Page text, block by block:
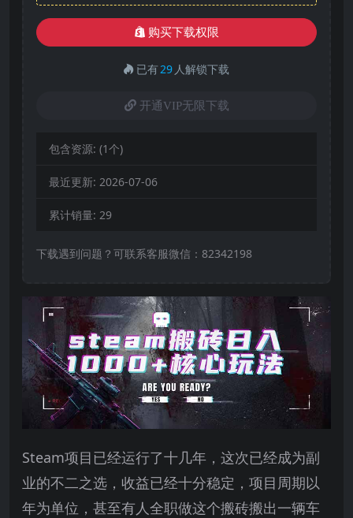
购买下载权限
已有29 人解锁下载
开通VIP无限下载
包含资源: (1个)
最近更新: 2026-07-06
累计销量: 29
下载遇到问题？可联系客服微信：82342198
Steam项目已经运行了十几年，这次已经成为副
业的不二之选，收益已经十分稳定，项目周期以
年为单位，甚至有人全职做这个搬砖搬出一辆车